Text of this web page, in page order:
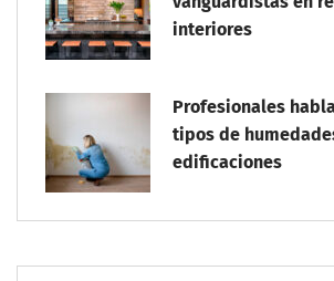
interiores
Profesionales
tipos de
edificaciones